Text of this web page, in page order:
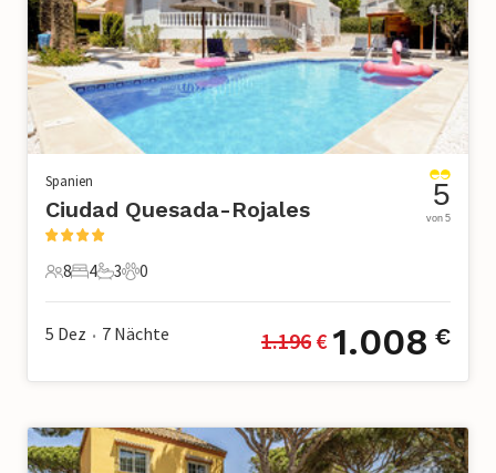
Spanien
Ciudad Quesada-Rojales
8 Gäste
8
4 Schlafzimmer
4
3 Badezimmer
3
0 Haustiere
0
5
von 5
5 Dez • 7 Nächte 1.196 € 1.008 €